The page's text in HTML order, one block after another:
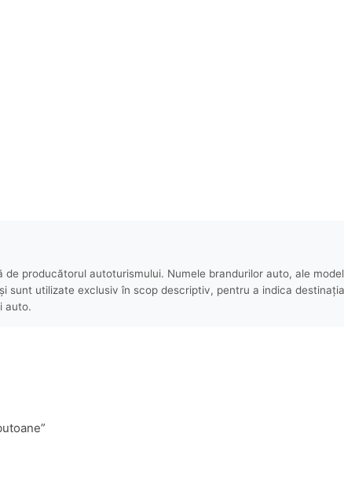
producătorul autoturismului. Numele brandurilor auto, ale
sunt utilizate exclusiv în scop descriptiv, pentru a indica
auto.